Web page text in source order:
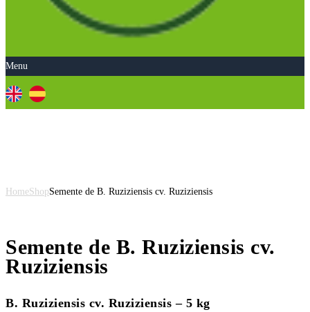
Menu
HomeShopSemente de B. Ruziziensis cv. Ruziziensis
Semente de B. Ruziziensis cv.
Ruziziensis
B. Ruziziensis cv. Ruziziensis – 5 kg